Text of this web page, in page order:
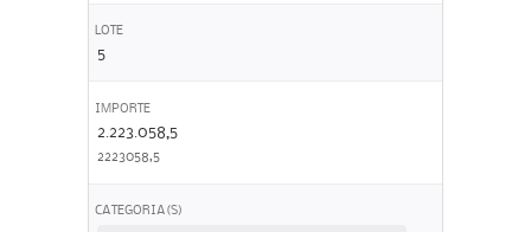
LOTE
5
IMPORTE
2.223.058,5
2223058,5
CATEGORIA(S)